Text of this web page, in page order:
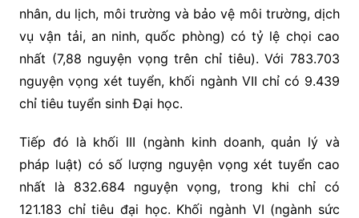
nhân, du lịch, môi trường và bảo vệ môi trường, dịch
vụ vận tải, an ninh, quốc phòng) có tỷ lệ chọi cao
nhất (7,88 nguyện vọng trên chỉ tiêu). Với 783.703
nguyện vọng xét tuyển, khối ngành VII chỉ có 9.439
chỉ tiêu tuyển sinh Đại học.
Tiếp đó là khối III (ngành kinh doanh, quản lý và
pháp luật) có số lượng nguyện vọng xét tuyển cao
nhất là 832.684 nguyện vọng, trong khi chỉ có
121.183 chỉ tiêu đại học. Khối ngành VI (ngành sức